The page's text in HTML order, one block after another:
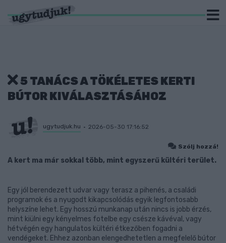
5 TANÁCS A TÖKÉLETES KERTI
BÚTOR KIVÁLASZTÁSÁHOZ
ugytudjuk.hu 2026-05-30 17:16:52
Szólj hozzá!
A kert ma már sokkal több, mint egyszerű kültéri terület.
Egy jól berendezett udvar vagy terasz a pihenés, a családi
programok és a nyugodt kikapcsolódás egyik legfontosabb
helyszíne lehet. Egy hosszú munkanap után nincs is jobb érzés,
mint kiülni egy kényelmes fotelbe egy csésze kávéval, vagy
hétvégén egy hangulatos kültéri étkezőben fogadni a
vendégeket. Ehhez azonban elengedhetetlen a megfelelő bútor